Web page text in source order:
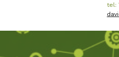
tel: